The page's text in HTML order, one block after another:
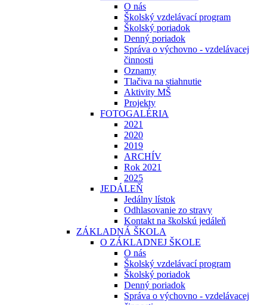
O nás
Školský vzdelávací program
Školský poriadok
Denný poriadok
Správa o výchovno - vzdelávacej
činnosti
Oznamy
Tlačiva na stiahnutie
Aktivity MŠ
Projekty
FOTOGALÉRIA
2021
2020
2019
ARCHÍV
Rok 2021
2025
JEDÁLEŇ
Jedálny lístok
Odhlasovanie zo stravy
Kontakt na školskú jedáleň
ZÁKLADNÁ ŠKOLA
O ZÁKLADNEJ ŠKOLE
O nás
Školský vzdelávací program
Školský poriadok
Denný poriadok
Správa o výchovno - vzdelávacej